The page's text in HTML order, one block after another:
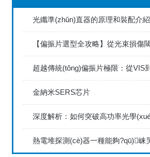
光纖準(zhǔn)直器的原理和裝配介紹
金納米SERS芯片